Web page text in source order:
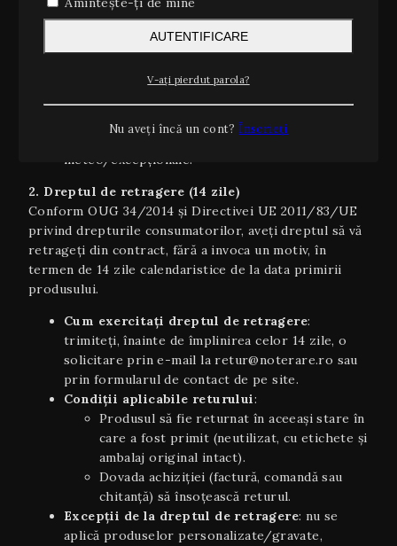
greutate; se va afișa automat în coș la finalizarea
comenzii.
Plata ramburs: disponibilă la livrarea coletelor
de 10 lei (inclusiv TVA).
Estimări orientative: timpii de livrare sunt
orientativi şi pot varia în funcție de stoc,
disponibilitatea curierului sau condiții
meteo/excepționale.
2. Dreptul de retragere (14 zile)
Conform OUG 34/2014 și Directivei UE 2011/83/UE
privind drepturile consumatorilor, aveți dreptul să vă
retrageți din contract, fără a invoca un motiv, în
termen de 14 zile calendaristice de la data primirii
produsului.
Cum exercitați dreptul de retragere:
trimiteți, înainte de împlinirea celor 14 zile, o
solicitare prin e-mail la retur@noterare.ro sau
prin formularul de contact de pe site.
Condiţii aplicabile returului:
Produsul să fie returnat în aceeaşi stare în
care a fost primit (neutilizat, cu etichete și
ambalaj original intact).
Dovada achiziției (factură, comandă sau
chitanță) să însoțească returul.
Excepții de la dreptul de retragere: nu se
aplică produselor personalizate/gravate,
AUTENTIFICARE
V-ați pierdut parola?
Nu aveți încă un cont? Înscrieți